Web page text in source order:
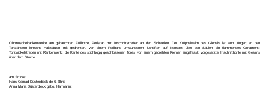
Ohrmuschelrankenwerke am gebauchten Füllholze, Perlstab mit Inschriftstreifen an den Schwellen. Der Krüppelwalm des Giebels ist wohl jünger; an den
Torständern ionische Halbsäulen mit gedrehten, von einem Perlband umwundenen Schäften auf Konsole; über den Säulen ein flammendes Ornament;
Torzwickelstreben mit Rankenwerk; die Kante des stichbogig geschlossenen Tores von einem gedrehten Riemen eingefasst; vorgesetzte Inschriftbohle mit Gesims
über dem Sturze.
am Sturze:
Hans Conrad Düsterdieck de 6. 8bris
Anna Maria Düsterdieck gebo. Harmanin;